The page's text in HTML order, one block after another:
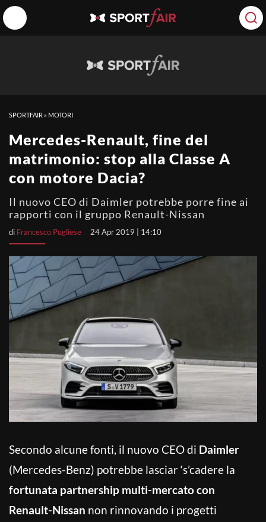
SPORTFAIR » MOTORI
Mercedes-Renault, fine del
matrimonio: stop alla Classe A
con motore Dacia?
Il nuovo CEO di Daimler potrebbe porre fine ai
rapporti con il gruppo Renault-Nissan
di Francesco Pugliese 24 Apr 2019 | 14:10
Secondo alcune fonti, il nuovo CEO di Daimler
(Mercedes-Benz) potrebbe lasciar ‘s’cadere la
fortunata partnership multi-mercato con
Renault-Nissan non rinnovando i progetti